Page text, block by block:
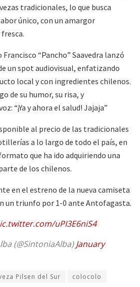
tradicionales, lo que busca
único, con un amargor
“Pancho” Saavedra lanzó
un spot audiovisual, enfatizando
local y con ingredientes chilenos.
de su humor, su risa, y
“¡Ya y ahora el salud! Jajaja”
al precio de las tradicionales
a lo largo de todo el país, en
que ha ido adquiriendo una
de los chilenos.
en el estreno de la nueva camiseta
un triunfo por 1-0 ante Antofagasta.
uPI3E6niS4
(@SintoniaAlba)January
Pilsen del Sur colocolo